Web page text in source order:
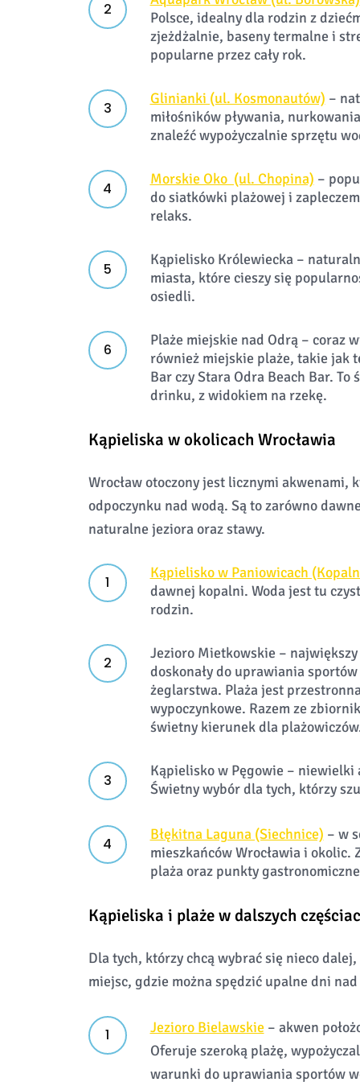
Polsce, idealny dla rodzin z
zjeżdżalnie, baseny termalne i
popularne przez cały rok.
Glinianki (ul. Kosmonautów) –
miłośników pływania,
znaleźć wypożyczalnie sprzętu
Morskie Oko (ul. Chopina) –
do siatkówki plażowej i
relaks.
Kąpielisko Królewiecka –
miasta, które cieszy się
osiedli.
Plaże miejskie nad Odrą – coraz
również miejskie plaże, takie jak
Bar czy Stara Odra Beach Bar.
drinku, z widokiem na rzekę.
Kąpieliska w okolicach Wrocławia
Wrocław otoczony jest licznymi akwenami,
odpoczynku nad wodą. Są to zarówno
naturalne jeziora oraz stawy.
Kąpielisko w Paniowicach
dawnej kopalni. Woda jest tu
rodzin.
Jezioro Mietkowskie –
doskonały do uprawiania
żeglarstwa. Plaża jest
wypoczynkowe. Razem ze
świetny kierunek dla
Kąpielisko w Pęgowie – niewielki
Świetny wybór dla tych, którzy
Błękitna Laguna (Siechnice) – w
mieszkańców Wrocławia i
plaża oraz punkty
Kąpieliska i plaże w dalszych
Dla tych, którzy chcą wybrać się nieco
miejsc, gdzie można spędzić upalne dni
Jezioro Bielawskie– akwen
Oferuje szeroką plażę,
warunki do uprawiania sportów